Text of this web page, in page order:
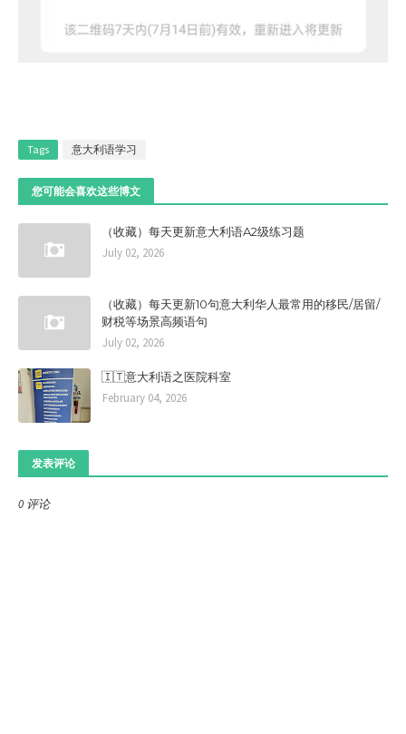
Tags 意大利语学习
您可能会喜欢这些博文
（收藏）每天更新意大利语A2级练习题
July 02, 2026
（收藏）每天更新10句意大利华人最常用的移民/居留/
财税等场景高频语句
July 02, 2026
🇮🇹意大利语之医院科室
February 04, 2026
发表评论
0 评论